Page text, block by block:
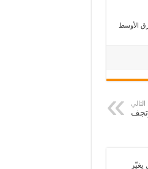
الأوسط
التالي